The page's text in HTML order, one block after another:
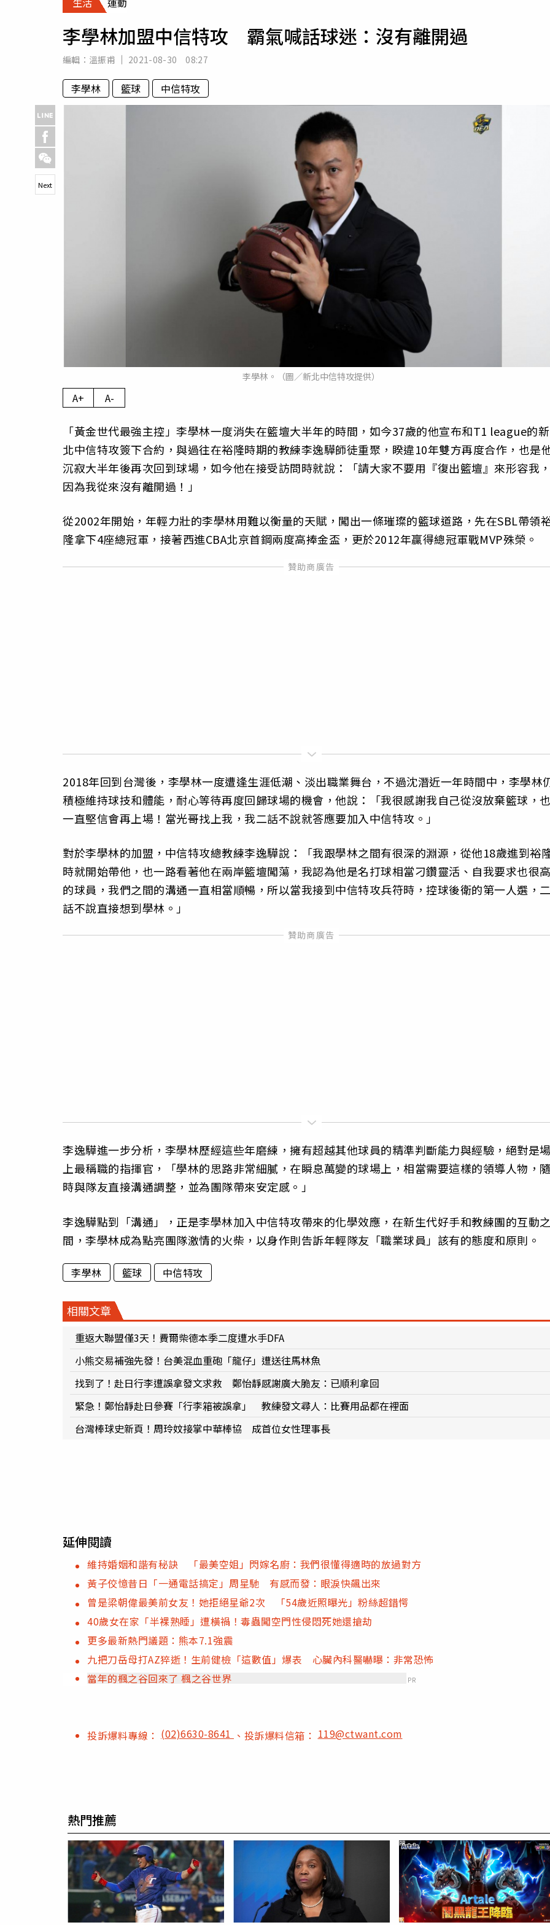
專欄
房產新勢力
運勢
李學林加盟中信特攻 霸氣喊話球迷：沒有離開過
編輯： 溫振甫 2021-08-30 08:27
李學林 籃球 中信特攻
李學林。（圖／新北中信特攻提供）
Next
A+ A-
「黃金世代最強主控」李學林一度消失在籃壇大半年的時間，如今37歲的他宣布和T1 league的新
北中信特攻簽下合約，與過往在裕隆時期的教練李逸驊師徒重聚，睽違10年雙方再度合作，也是
沉寂大半年後再次回到球場，如今他在接受訪問時就說：「請大家不要用『復出籃壇』來形容我
因為我從來沒有離開過！」
從2002年開始，年輕力壯的李學林用難以衡量的天賦，闖出一條璀璨的籃球道路，先在SBL帶領
隆拿下4座總冠軍，接著西進CBA北京首鋼兩度高捧金盃，更於2012年贏得總冠軍戰MVP殊榮。
2018年回到台灣後，李學林一度遭逢生涯低潮、淡出職業舞台，不過沈潛近一年時間中，李學林
積極維持球技和體能，耐心等待再度回歸球場的機會，他說：「我很感謝我自己從沒放棄籃球，
一直堅信會再上場！當光哥找上我，我二話不說就答應要加入中信特攻。」
對於李學林的加盟，中信特攻總教練李逸驊說：「我跟學林之間有很深的淵源，從他18歲進到裕
時就開始帶他，也一路看著他在兩岸籃壇闖蕩，我認為他是名打球相當刁鑽靈活、自我要求也很
的球員，我們之間的溝通一直相當順暢，所以當我接到中信特攻兵符時，控球後衛的第一人選，
話不說直接想到學林。」
李逸驊進一步分析，李學林歷經這些年磨練，擁有超越其他球員的精準判斷能力與經驗，絕對是
上最稱職的指揮官，「學林的思路非常細膩，在瞬息萬變的球場上，相當需要這樣的領導人物，
時與隊友直接溝通調整，並為團隊帶來安定感。」
李逸驊點到「溝通」，正是李學林加入中信特攻帶來的化學效應，在新生代好手和教練團的互動
間，李學林成為點亮團隊激情的火柴，以身作則告訴年輕隊友「職業球員」該有的態度和原則。
李學林 籃球 中信特攻
相關文章
重返大聯盟僅3天！費爾柴德本季二度遭水手DFA
小熊交易補強先發！台美混血重砲「龍仔」遭送往馬林魚
找到了！赴日行李遭誤拿發文求救 鄭怡靜感謝廣大脆友：已順利拿回
緊急！鄭怡靜赴日參賽「行李箱被誤拿」 教練發文尋人：比賽用品都在裡面
台灣棒球史新頁！周玲妏接掌中華棒協 成首位女性理事長
延伸閱讀
維持婚姻和諧有秘訣 「最美空姐」閃嫁名廚：我們很懂得適時的放過對方
黃子佼憶昔日「一通電話搞定」周星馳 有感而發：眼淚快飆出來
曾是梁朝偉最美前女友！她拒絕星爺2次 「54歲近照曝光」粉絲超錯愕
40歲女在家「半裸熟睡」遭橫禍！毒蟲闖空門性侵悶死她還搶劫
更多最新熱門議題：熊本7.1強震
九把刀岳母打AZ猝逝！生前健檢「這數值」爆表 心臟內科醫嚇曝：非常恐怖
當年的楓之谷回來了 楓之谷世界
PR
投訴爆料專線： (02)6630-8641 、投訴爆料信箱：119@ctwant.com
熱門推薦
PR